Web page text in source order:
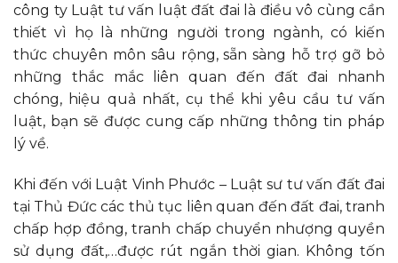
công ty Luật tư vấn luật đất đai là điều vô cùng cần
thiết vì họ là những người trong ngành, có kiến
thức chuyên môn sâu rộng, sẵn sàng hỗ trợ gỡ bỏ
những thắc mắc liên quan đến đất đai nhanh
chóng, hiệu quả nhất, cụ thể khi yêu cầu tư vấn
luật, bạn sẽ được cung cấp những thông tin pháp
lý về.
Khi đến với Luật Vinh Phước – Luật sư tư vấn đất đai
tại Thủ Đức các thủ tục liên quan đến đất đai, tranh
chấp hợp đồng, tranh chấp chuyển nhượng quyền
sử dụng đất,…được rút ngắn thời gian. Không tốn